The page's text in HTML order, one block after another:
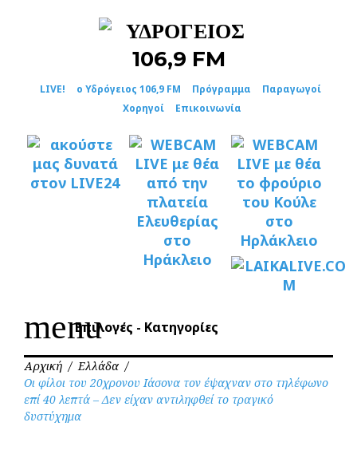
LIVE! ο Υδρόγειος 106,9 FM Πρόγραμμα
Παραγωγοί
Χορηγοί
Επικοινωνία
menuΕπιλογές - Κατηγορίες
Αρχική / Ελλάδα /
Οι φίλοι του 20χρονου Ιάσονα τον έψαχναν στο τηλέφωνο
επί 40 λεπτά – Δεν είχαν αντιληφθεί το τραγικό
δυστύχημα